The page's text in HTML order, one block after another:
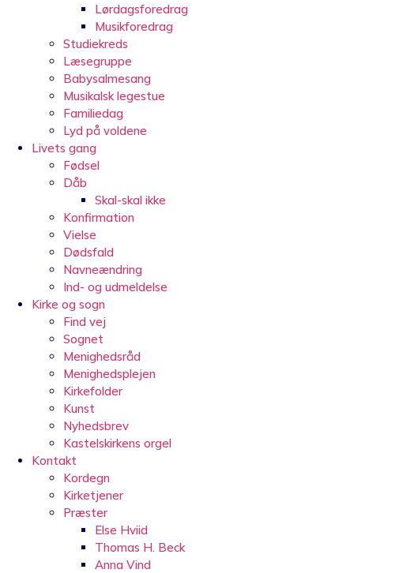
Lørdagsforedrag
Musikforedrag
Studiekreds
Læsegruppe
Babysalmesang
Musikalsk legestue
Familiedag
Lyd på voldene
Livets gang
Fødsel
Dåb
Skal-skal ikke
Konfirmation
Vielse
Dødsfald
Navneændring
Ind- og udmeldelse
Kirke og sogn
Find vej
Sognet
Menighedsråd
Menighedsplejen
Kirkefolder
Kunst
Nyhedsbrev
Kastelskirkens orgel
Kontakt
Kordegn
Kirketjener
Præster
Else Hviid
Thomas H. Beck
Anna Vind